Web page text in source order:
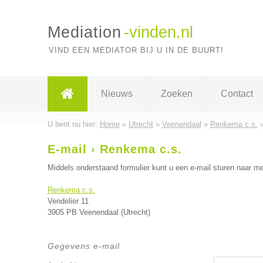
Mediation -vinden.nl
VIND EEN MEDIATOR BIJ U IN DE BUURT!
Nieuws Zoeken Contact
U bent nu hier: Home» Utrecht» Veenendaal » Renkema c.s.
E-mail › Renkema c.s.
Middels onderstaand formulier kunt u een e-mail sturen naar
Renkema c.s.
Vendelier 11
3905 PB Veenendaal (Utrecht)
Gegevens e-mail